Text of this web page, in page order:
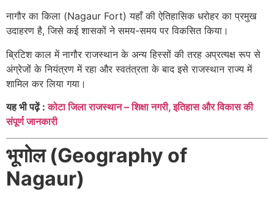
नागौर का किला (Nagaur Fort) यहाँ की ऐतिहासिक धरोहर का प्रमुख
उदाहरण है, जिसे कई शासकों ने समय-समय पर विकसित किया।
ब्रिटिश काल में नागौर राजस्थान के अन्य हिस्सों की तरह अप्रत्यक्ष रूप से
अंग्रेजों के नियंत्रण में रहा और स्वतंत्रता के बाद इसे राजस्थान राज्य में
शामिल कर लिया गया।
यह भी पढ़ें :कोटा जिला राजस्थान – शिक्षा नगरी, इतिहास और विकास की
संपूर्ण जानकारी
भूगोल (Geography of
Nagaur)